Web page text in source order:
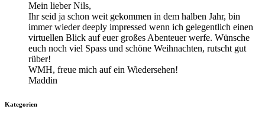
Mein lieber Nils,
Ihr seid ja schon weit gekommen in dem halben Jahr, bin
immer wieder deeply impressed wenn ich gelegentlich einen
virtuellen Blick auf euer großes Abenteuer werfe. Wünsche
euch noch viel Spass und schöne Weihnachten, rutscht gut
rüber!
WMH, freue mich auf ein Wiedersehen!
Maddin
Kategorien